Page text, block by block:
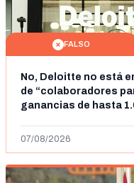
FALSO
No, Deloitte no está
de “colaboradores
ganancias de hasta
07/08/2026